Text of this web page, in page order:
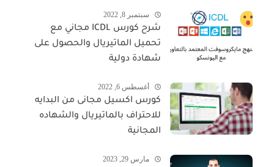
سبتمبر 8, 2022
شرح كورس ICDL مجاني مع
تحميل الماتيريال والحصول على
شهادة دولية
أغسطس 6, 2022
كورس اكسيل مجانى من البدايه
للاحتراف بالماتيريال والشهاده
المجانية
مارس 29, 2023